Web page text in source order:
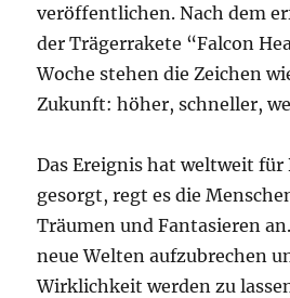
veröffentlichen. Nach dem
der Trägerrakete “Falcon
Woche stehen die Zeichen
Zukunft: höher, schneller,
Das Ereignis hat weltweit für
gesorgt, regt es die
Träumen und Fantasieren
neue Welten aufzubrechen
Wirklichkeit werden zu